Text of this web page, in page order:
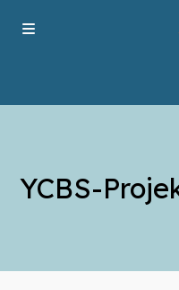
Programme
YCBS-